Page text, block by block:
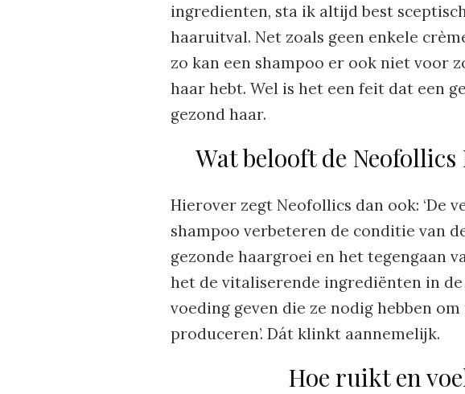
ingredienten, sta ik altijd best
haaruitval. Net zoals geen enkele
zo kan een shampoo er ook niet voor
haar hebt. Wel is het een feit dat een
gezond haar.
Wat belooft de
Hierover zegt Neofollics dan ook: ‘De
shampoo verbeteren de conditie van
gezonde haargroei en het tegengaan
het de vitaliserende ingrediënten in
voeding geven die ze nodig hebben
produceren’. Dát klinkt aannemelijk.
Hoe ruikt en